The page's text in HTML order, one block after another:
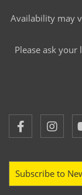
Availability may
Please ask
Subscribe to